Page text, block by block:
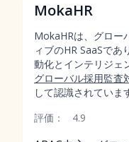
MokaHR
MokaHRは、グロー
ィブのHR SaaSで
動化とインテリジェ
グローバル採用監査
して認識されていま
評価：
4.9